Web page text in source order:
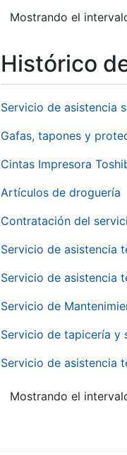
Mostrando el
Histórico
Servicio de asistencia
Gafas, tapones y
Cintas Impresora
Artículos de droguería
Contratación del
Servicio de asistencia
Servicio de asistencia
Servicio de
Servicio de tapicería y
Servicio de asistencia
Mostrando el